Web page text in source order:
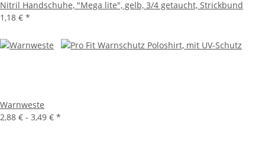
Nitril Handschuhe, "Mega lite", gelb, 3/4 getaucht, Strickbund
1,18 € *
Warnweste
2,88 € - 3,49 € *